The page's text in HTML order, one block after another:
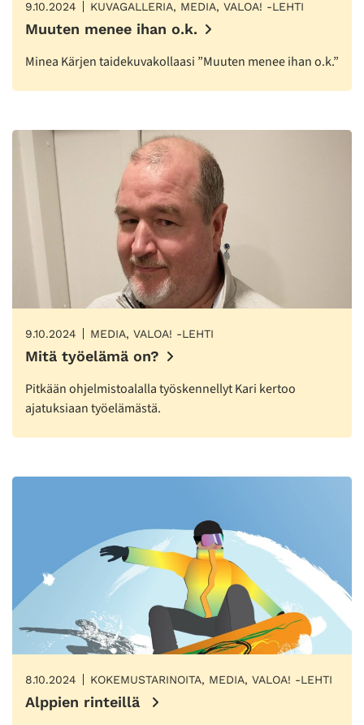
9.10.2024 KUVAGALLERIA, MEDIA, VALOA! -LEHTI
Muuten menee ihan o.k.
Minea Kärjen taidekuvakollaasi ”Muuten menee ihan o.k.”
9.10.2024 MEDIA, VALOA! -LEHTI
Mitä työelämä on?
Pitkään ohjelmistoalalla työskennellyt Kari kertoo
ajatuksiaan työelämästä.
8.10.2024 KOKEMUSTARINOITA, MEDIA, VALOA! -LEHTI
Alppien rinteillä